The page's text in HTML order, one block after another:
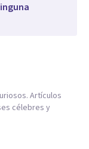
Artículos
célebres y